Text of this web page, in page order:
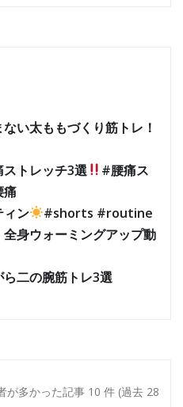
い太ももづくり筋トレ！
ストレッチ3選
#腰痛ス
痛
ィン
#shorts #routine
身ウォーミングアップ動
二の腕筋トレ3選
が多かった記事 10 件 (過去 28